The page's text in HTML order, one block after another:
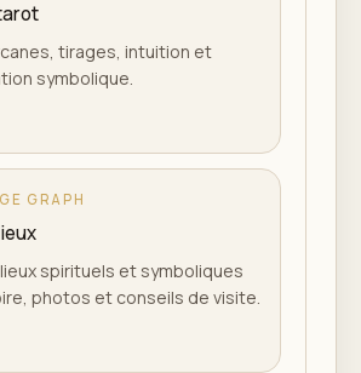
tirages, intuition et
symbolique.
GRAPH
spirituels et symboliques
photos et conseils de visite.